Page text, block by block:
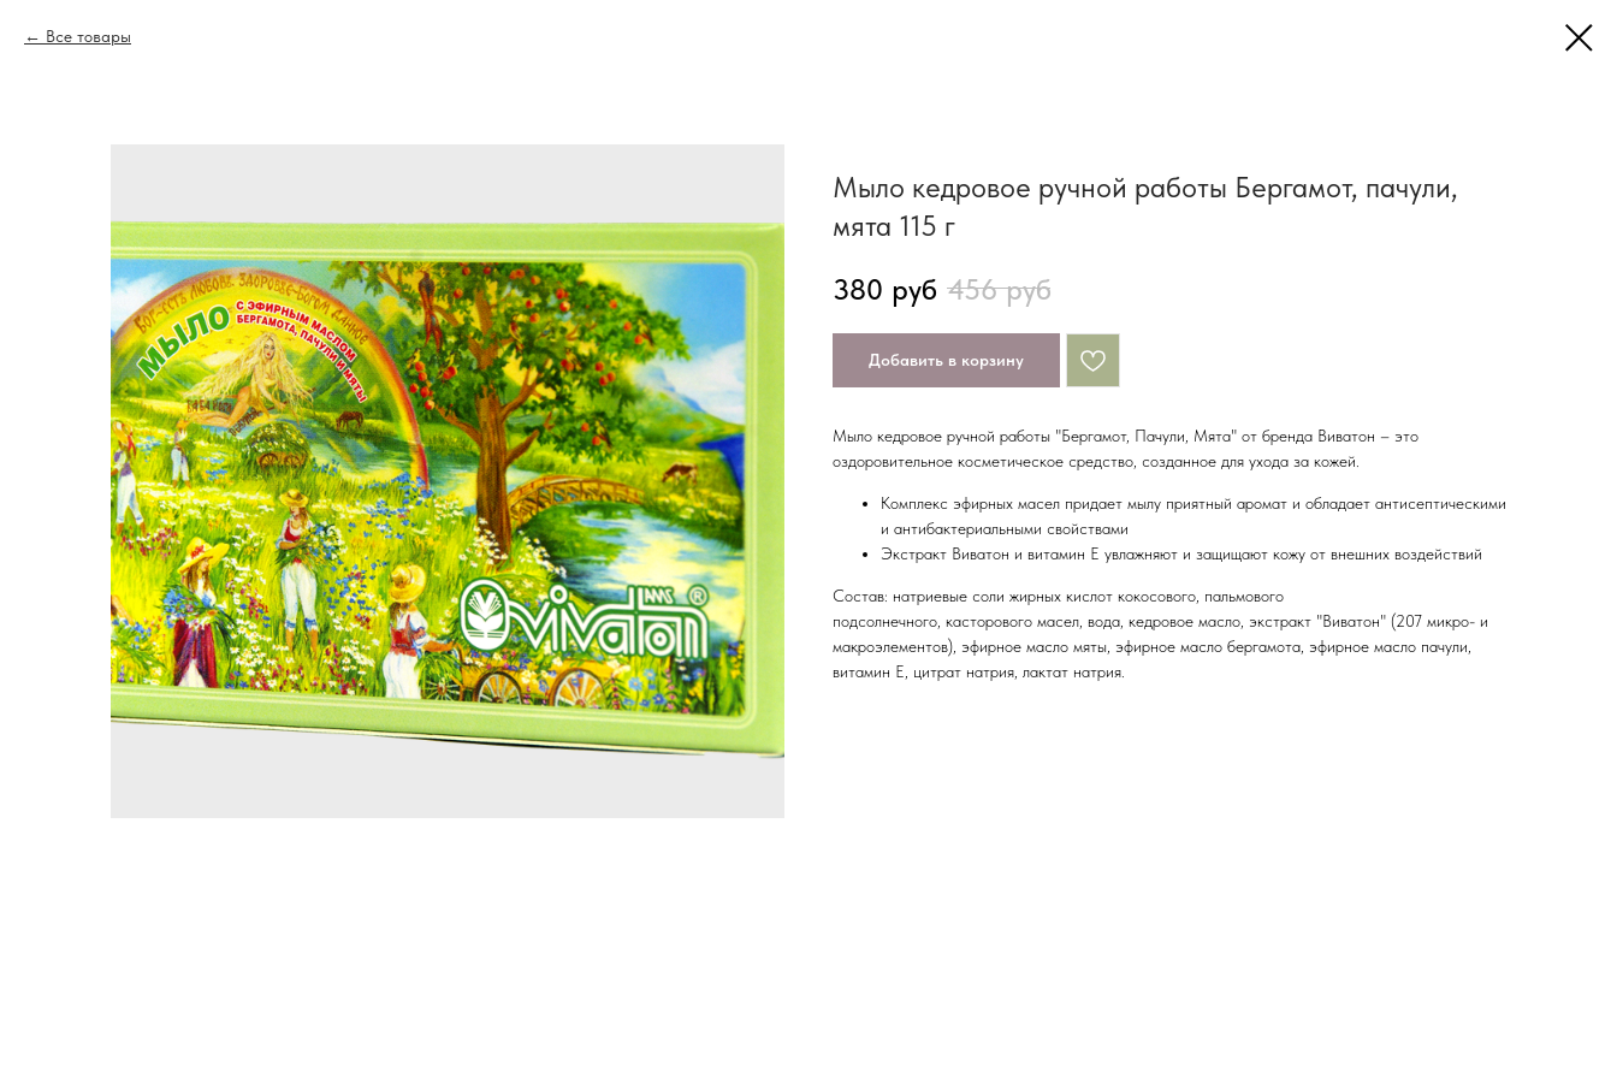
Все товары
Мыло кедровое ручной работы Бергамот, пачули,
мята 115 г
380 руб 456 руб
Добавить в корзину
Мыло кедровое ручной работы "Бергамот, Пачули, Мята" от бренда Виватон – это
оздоровительное косметическое средство, созданное для ухода за кожей.
Комплекс эфирных масел придает мылу приятный аромат и обладает антисептическими
и антибактериальными свойствами
Экстракт Виватон и витамин Е увлажняют и защищают кожу от внешних воздействий
Состав: натриевые соли жирных кислот кокосового, пальмового
подсолнечного, касторового масел, вода, кедровое масло, экстракт "Виватон" (207 микро- и
макроэлементов), эфирное масло мяты, эфирное масло бергамота, эфирное масло пачули,
витамин Е, цитрат натрия, лактат натрия.